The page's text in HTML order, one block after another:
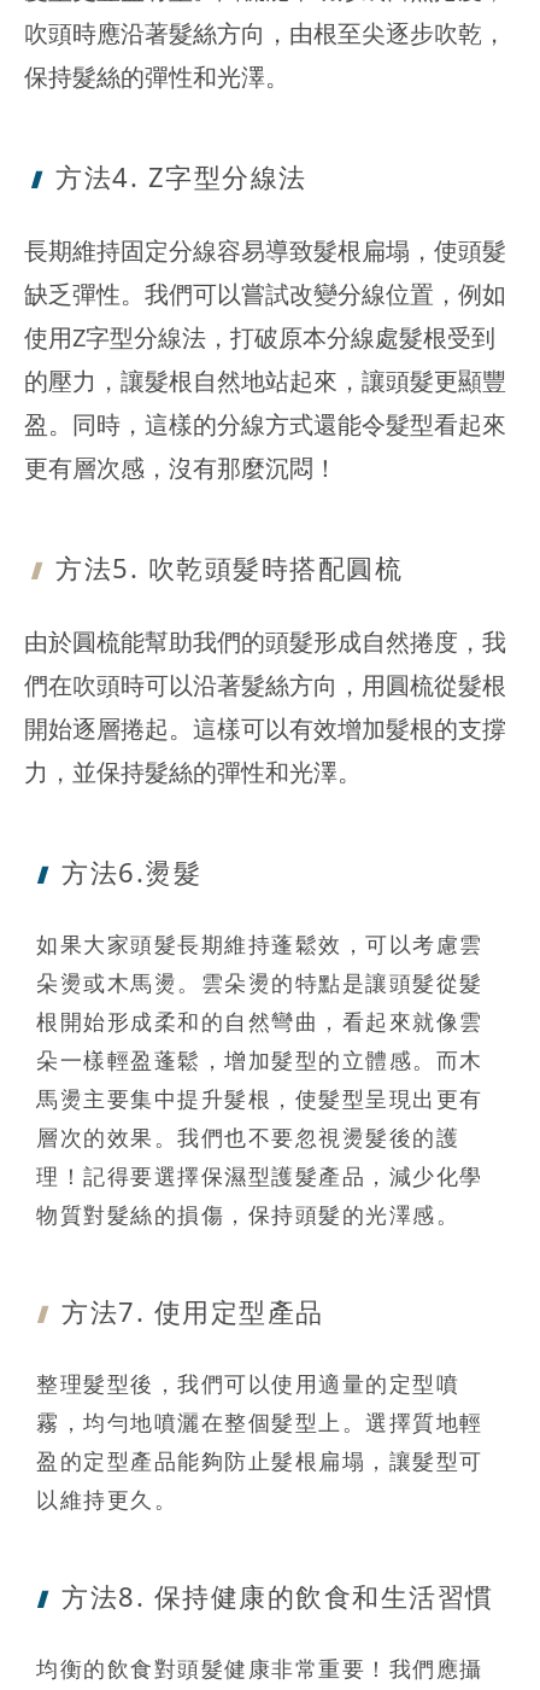
吹頭時應沿著髮絲方向，由根至尖逐步吹乾，
保持髮絲的彈性和光澤。
方法4. Z字型分線法
長期維持固定分線容易導致髮根扁塌，使頭髮
缺乏彈性。我們可以嘗試改變分線位置，例如
使用Z字型分線法，打破原本分線處髮根受到
的壓力，讓髮根自然地站起來，讓頭髮更顯豐
盈。同時，這樣的分線方式還能令髮型看起來
更有層次感，沒有那麼沉悶！
方法5. 吹乾頭髮時搭配圓梳
由於圓梳能幫助我們的頭髮形成自然捲度，我
們在吹頭時可以沿著髮絲方向，用圓梳從髮根
開始逐層捲起。這樣可以有效增加髮根的支撐
力，並保持髮絲的彈性和光澤。
方法6.燙髮
如果大家頭髮長期維持蓬鬆效，可以考慮雲
朵燙或木馬燙。雲朵燙的特點是讓頭髮從髮
根開始形成柔和的自然彎曲，看起來就像雲
朵一樣輕盈蓬鬆，增加髮型的立體感。而木
馬燙主要集中提升髮根，使髮型呈現出更有
層次的效果。我們也不要忽視燙髮後的護
理！記得要選擇保濕型護髮產品，減少化學
物質對髮絲的損傷，保持頭髮的光澤感。
方法7. 使用定型產品
整理髮型後，我們可以使用適量的定型噴
霧，均勻地噴灑在整個髮型上。選擇質地輕
盈的定型產品能夠防止髮根扁塌，讓髮型可
以維持更久。
方法8. 保持健康的飲食和生活習慣
均衡的飲食對頭髮健康非常重要！我們應攝